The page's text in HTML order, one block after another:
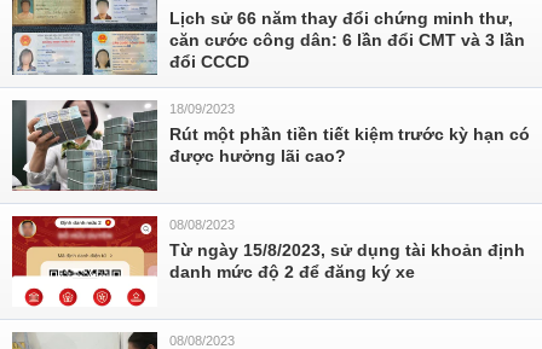
Lịch sử 66 năm thay đổi chứng minh thư,
căn cước công dân: 6 lần đổi CMT và 3 lần
đổi CCCD
18/09/2023
Rút một phần tiền tiết kiệm trước kỳ hạn có
được hưởng lãi cao?
08/08/2023
Từ ngày 15/8/2023, sử dụng tài khoản định
danh mức độ 2 để đăng ký xe
08/08/2023